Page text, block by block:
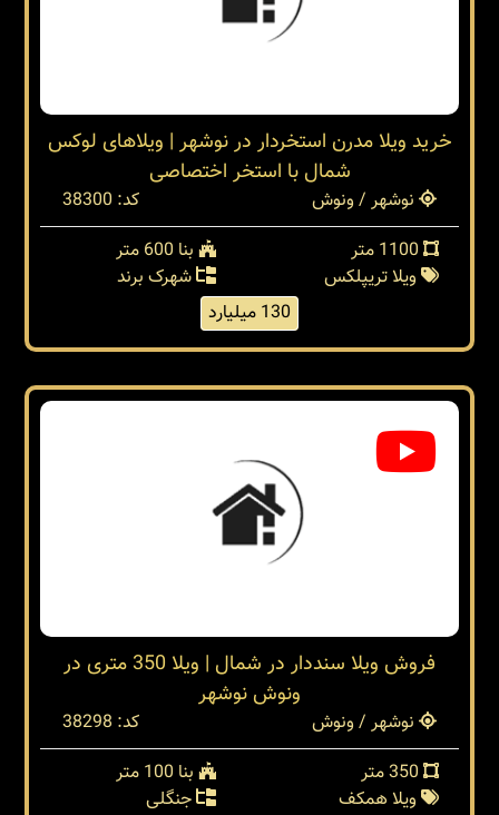
خرید ویلا مدرن استخردار در نوشهر | ویلاهای لوکس
شمال با استخر اختصاصی
نوشهر / ونوش
کد: 38300
بنا 600 متر
ویلا تریپلکس
شهرک برند
130 میلیارد
فروش ویلا سنددار در شمال | ویلا 350 متری در
ونوش نوشهر
نوشهر / ونوش
کد: 38298
بنا 100 متر
ویلا همکف
جنگلی